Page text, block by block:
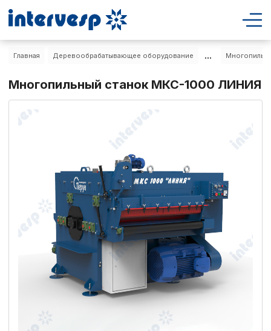
Главная Деревообрабатывающее оборудование ...
Многопильный станок МКС-1000 ЛИНИЯ